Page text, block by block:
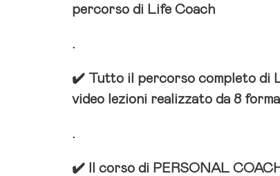
percorso di Life Coach
.
✔️ Tutto il percorso completo di
video lezioni realizzato da 8
.
✔️ Il corso di PERSONAL